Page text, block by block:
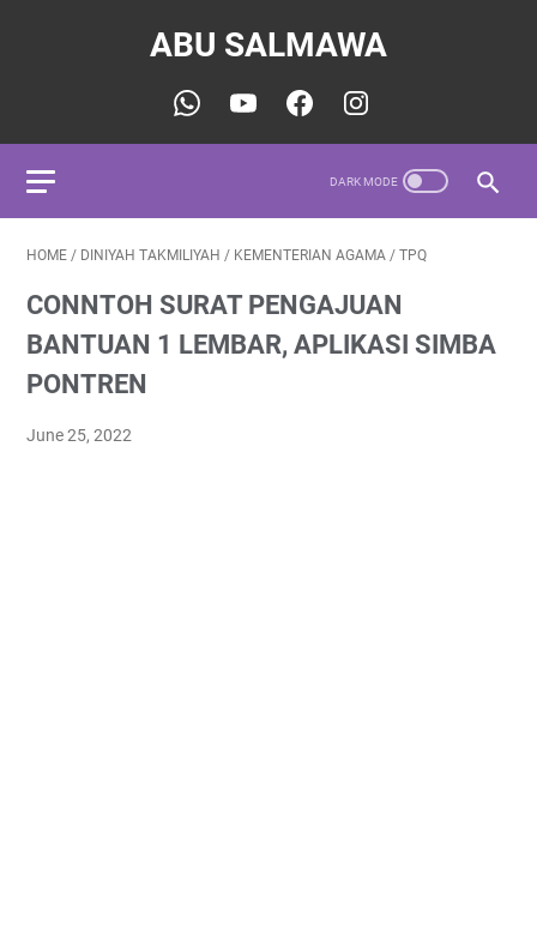
ABU SALMAWA
HOME / DINIYAH TAKMILIYAH / KEMENTERIAN AGAMA / TPQ
CONNTOH SURAT PENGAJUAN
BANTUAN 1 LEMBAR, APLIKASI SIMBA
PONTREN
June 25, 2022